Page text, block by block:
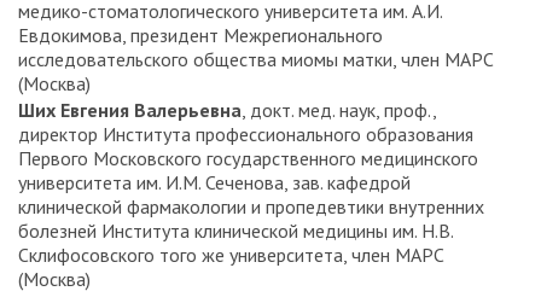
медико-стоматологического университета им. А.И.
Евдокимова, президент Межрегионального
исследовательского общества миомы матки, член МАРС
(Москва)
Ших Евгения Валерьевна , докт. мед. наук, проф.,
директор Института профессионального образования
Первого Московского государственного медицинского
университета им. И.М. Сеченова, зав. кафедрой
клинической фармакологии и пропедевтики внутренних
болезней Института клинической медицины им. Н.В.
Склифосовского того же университета, член МАРС
(Москва)